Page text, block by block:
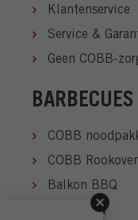
Klantenservice
Service &
Geen COBB-
BARBECUES
COBB
COBB
Balkon BBQ
Tafel BBQ